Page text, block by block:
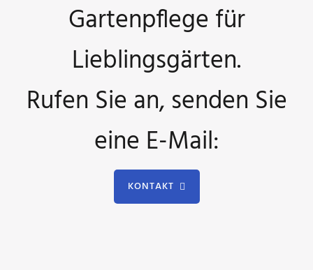
Gartenpflege für
Lieblingsgärten.
Rufen Sie an, senden Sie
eine E-Mail:
KONTAKT